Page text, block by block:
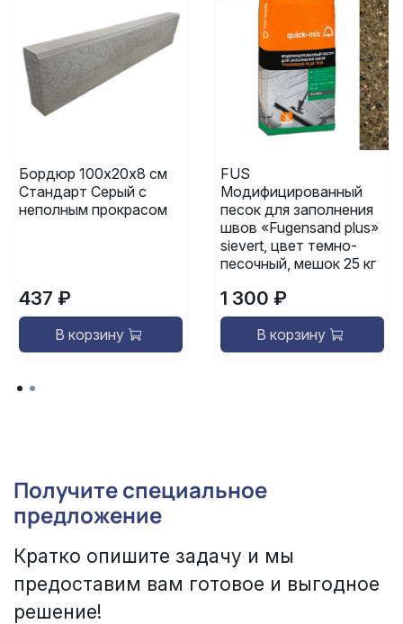
Бордюр 100х20х8 см
Стандарт Серый с
неполным прокрасом
437 ₽
В корзину
FUS
Модифицированный
песок для заполнения
швов «Fugensand plus»
sievert, цвет темно-
песочный, мешок 25 кг
1 300 ₽
В корзину
Получите специальное
предложение
Кратко опишите задачу и мы
предоставим вам готовое и выгодное
решение!